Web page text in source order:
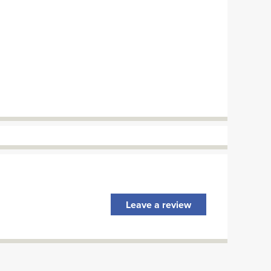
Leave a review